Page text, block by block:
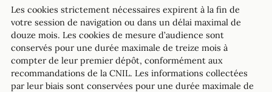
Les cookies strictement nécessaires expirent à la fin de
votre session de navigation ou dans un délai maximal de
douze mois. Les cookies de mesure d’audience sont
conservés pour une durée maximale de treize mois à
compter de leur premier dépôt, conformément aux
recommandations de la CNIL. Les informations collectées
par leur biais sont conservées pour une durée maximale de